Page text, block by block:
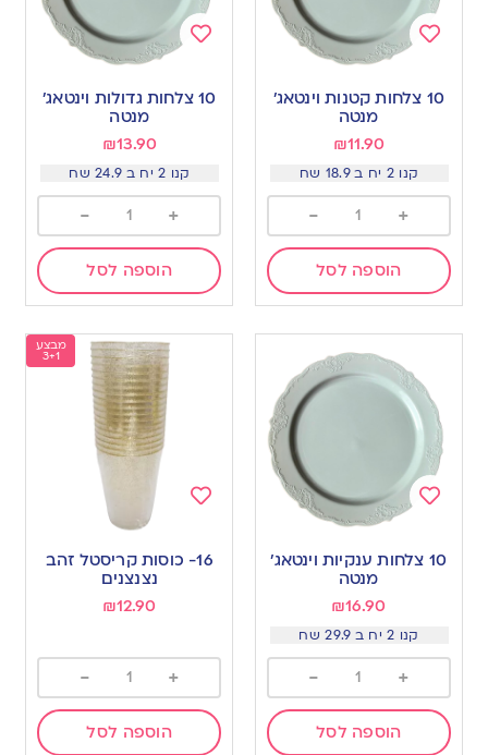
to 10 צלחות קטנות וינטאג׳
מנטה
₪11.90
קנו 2 יח ב 18.9 שח
+
-
הוספה לסל
to 10 צלחות גדולות וינטאג׳
מנטה
₪13.90
קנו 2 יח ב 24.9 שח
+
-
הוספה לסל
to
wishlist
10 צלחות ענקיות וינטאג׳
מנטה
₪16.90
קנו 2 יח ב 29.9 שח
+
-
הוספה לסל
מבצע
3+1
to
wishlist
16- כוסות קריסטל זהב
נצנצנים
₪12.90
+
-
הוספה לסל